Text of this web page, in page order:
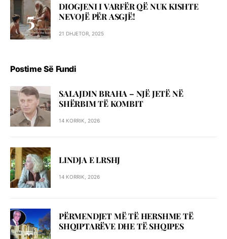
DIOGJENI I VARFËR QË NUK KISHTE
NEVOJË PËR ASGJË!
21 DHJETOR, 2025
Postime Së Fundi
SALAJDIN BRAHA – NJЁ JETЁ NЁ
SHЁRBIM TЁ KOMBIT
14 KORRIK, 2026
LINDJA E LRSHJ
14 KORRIK, 2026
PËRMENDJET MË TË HERSHME TË
SHQIPTARËVE DHE TË SHQIPES